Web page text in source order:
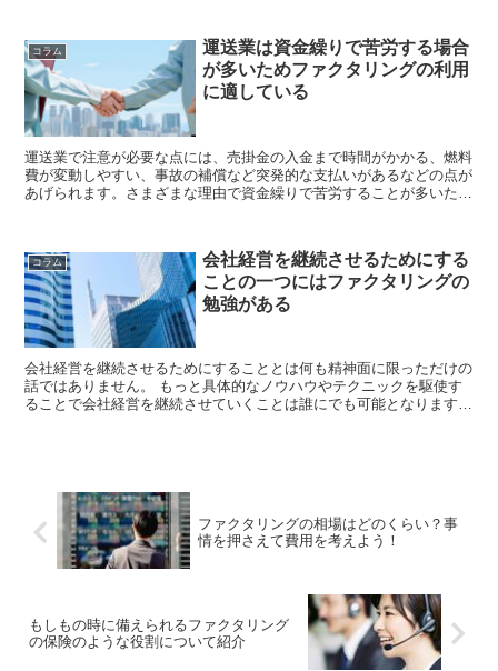
コラム
運送業は資金繰りで苦労する場合
が多いためファクタリングの利用
に適している
運送業で注意が必要な点には、売掛金の入金まで時間がかかる、燃料
費が変動しやすい、事故の補償など突発的な支払いがあるなどの点が
あげられます。さまざまな理由で資金繰りで苦労することが多いた
コラム
会社経営を継続させるためにする
ことの一つにはファクタリングの
勉強がある
会社経営を継続させるためにすることとは何も精神面に限っただけの
話ではありません。 もっと具体的なノウハウやテクニックを駆使す
ることで会社経営を継続させていくことは誰にでも可能となります。
ファクタリングの相場はどのくらい？事
情を押さえて費用を考えよう！
もしもの時に備えられるファクタリング
の保険のような役割について紹介